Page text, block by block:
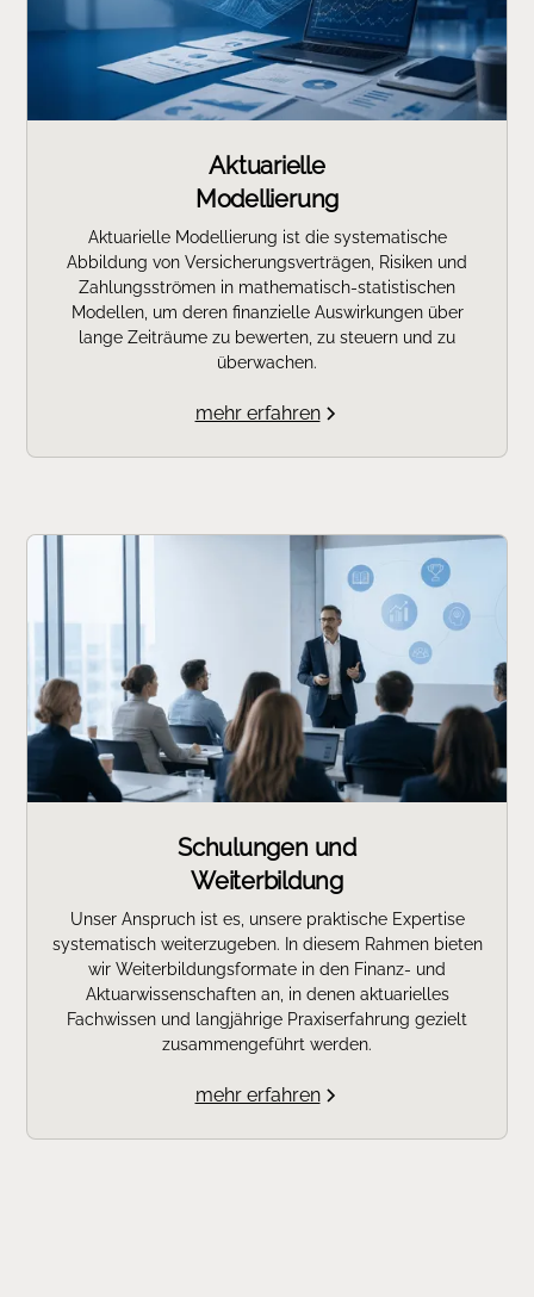
Aktuarielle
Modellierung
Aktuarielle Modellierung ist die systematische
Abbildung von Versicherungsverträgen, Risiken und
Zahlungsströmen in mathematisch‑statistischen
Modellen, um deren finanzielle Auswirkungen über
lange Zeiträume zu bewerten, zu steuern und zu
überwachen.
mehr erfahren
Schulungen und
Weiterbildung
Unser Anspruch ist es, unsere praktische Expertise
systematisch weiterzugeben. In diesem Rahmen bieten
wir Weiterbildungsformate in den Finanz‑ und
Aktuarwissenschaften an, in denen aktuarielles
Fachwissen und langjährige Praxiserfahrung gezielt
zusammengeführt werden.
mehr erfahren